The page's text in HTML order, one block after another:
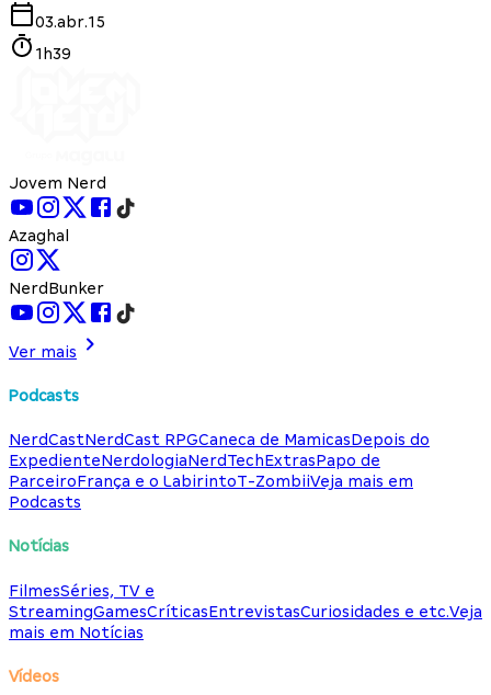
03.abr.15
1h39
Jovem Nerd
Azaghal
NerdBunker
Ver mais
Podcasts
NerdCastNerdCast RPGCaneca de MamicasDepois do
ExpedienteNerdologiaNerdTechExtrasPapo de
ParceiroFrança e o LabirintoT-ZombiiVeja mais em
Podcasts
Notícias
FilmesSéries, TV e
StreamingGamesCríticasEntrevistasCuriosidades e etc.Veja
mais em Notícias
Vídeos